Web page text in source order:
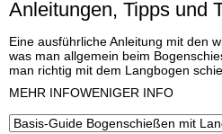
Anleitungen, Tipps und
Eine ausführliche Anleitung mit den
was man allgemein beim
man richtig mit dem Langbogen
xMEHR INFOWENIGER INFO